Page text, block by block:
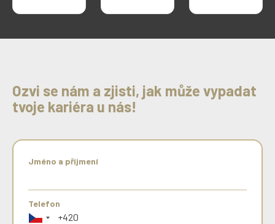
Ozvi se nám a zjisti, jak může vypadat
tvoje kariéra u nás!
Jméno a příjmení
Telefon